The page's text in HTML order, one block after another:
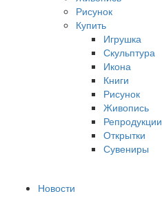
Рисунок
Купить
Игрушка
Скульптура
Икона
Книги
Рисунок
Живопись
Репродукции
Открытки
Сувениры
Новости